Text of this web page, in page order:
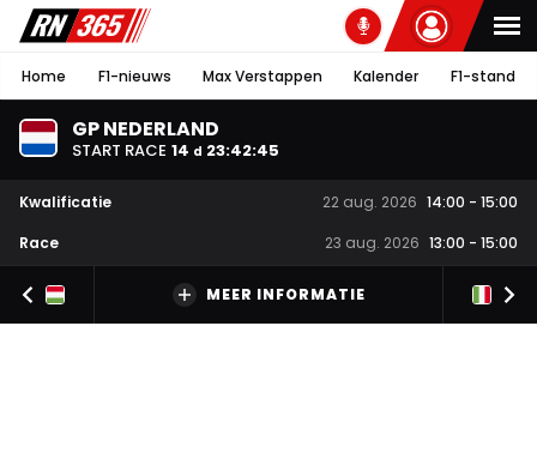
Home F1-nieuws Max Verstappen Kalender F1-stand
GP NEDERLAND
START RACE 14 d 23:42:44
Kwalificatie 22 aug. 2026 14:00 - 15:00
Race
23 aug. 2026 13:00 - 15:00
MEER INFORMATIE